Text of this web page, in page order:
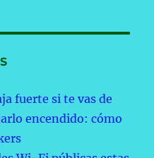
fuerte si te vas de
encendido: cómo